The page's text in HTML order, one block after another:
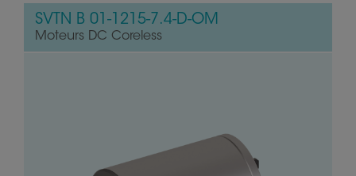
SVTN B 01-1215-7.4-D-OM
Moteurs DC Coreless